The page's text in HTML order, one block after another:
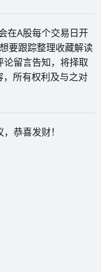
在A股每个交易日开
要跟踪整理收藏解读
留言告知，将择取
所有权利及与之对
恭喜发财！